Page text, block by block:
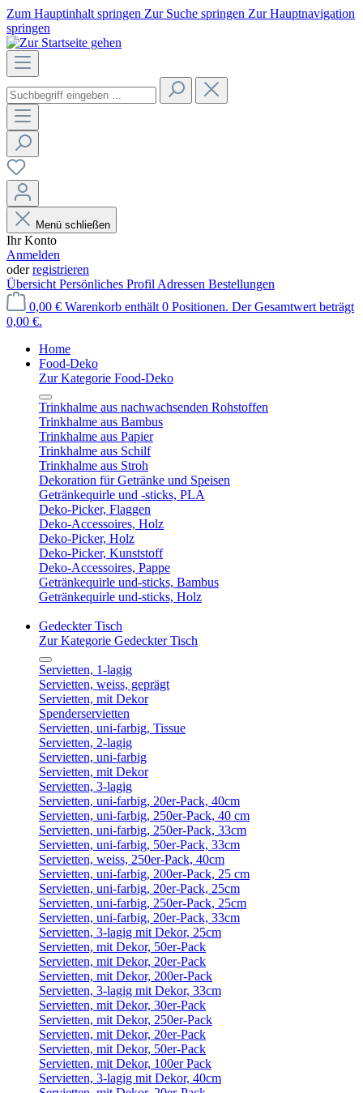
Zum Hauptinhalt springen Zur Suche springen Zur Hauptnavigation
springen
Menü schließen
Ihr Konto
Anmelden
oderregistrieren
Übersicht Persönliches Profil Adressen Bestellungen
0,00 € Warenkorb enthält 0 Positionen. Der Gesamtwert beträgt
0,00 €.
Home
Food-Deko
Zur Kategorie Food-Deko
Trinkhalme aus nachwachsenden Rohstoffen
Trinkhalme aus Bambus
Trinkhalme aus Papier
Trinkhalme aus Schilf
Trinkhalme aus Stroh
Dekoration für Getränke und Speisen
Getränkequirle und -sticks, PLA
Deko-Picker, Flaggen
Deko-Accessoires, Holz
Deko-Picker, Holz
Deko-Picker, Kunststoff
Deko-Accessoires, Pappe
Getränkequirle und-sticks, Bambus
Getränkequirle und-sticks, Holz
Gedeckter Tisch
Zur Kategorie Gedeckter Tisch
Servietten, 1-lagig
Servietten, weiss, geprägt
Servietten, mit Dekor
Spenderservietten
Servietten, uni-farbig, Tissue
Servietten, 2-lagig
Servietten, uni-farbig
Servietten, mit Dekor
Servietten, 3-lagig
Servietten, uni-farbig, 20er-Pack, 40cm
Servietten, uni-farbig, 250er-Pack, 40 cm
Servietten, uni-farbig, 250er-Pack, 33cm
Servietten, uni-farbig, 50er-Pack, 33cm
Servietten, weiss, 250er-Pack, 40cm
Servietten, uni-farbig, 200er-Pack, 25 cm
Servietten, uni-farbig, 20er-Pack, 25cm
Servietten, uni-farbig, 250er-Pack, 25cm
Servietten, uni-farbig, 20er-Pack, 33cm
Servietten, 3-lagig mit Dekor, 25cm
Servietten, mit Dekor, 50er-Pack
Servietten, mit Dekor, 20er-Pack
Servietten, mit Dekor, 200er-Pack
Servietten, 3-lagig mit Dekor, 33cm
Servietten, mit Dekor, 30er-Pack
Servietten, mit Dekor, 250er-Pack
Servietten, mit Dekor, 20er-Pack
Servietten, mit Dekor, 50er-Pack
Servietten, mit Dekor, 100er Pack
Servietten, 3-lagig mit Dekor, 40cm